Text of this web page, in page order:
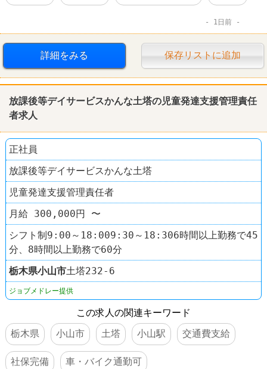
1日前
詳細をみる 保存リストに追加
放課後等デイサービスかんな土塔の児童発達支援管理責任
者求人
正社員
放課後等デイサービスかんな土塔
児童発達支援管理責任者
月給 300,000円 〜
シフト制9:00～18:009:30～18:306時間以上勤務で45
分、8時間以上勤務で60分
栃木県小山市土塔232-6
ジョブメドレー提供
この求人の関連キーワード
栃木県
小山市 土塔 小山駅 交通費支給
社保完備 車・バイク通勤可